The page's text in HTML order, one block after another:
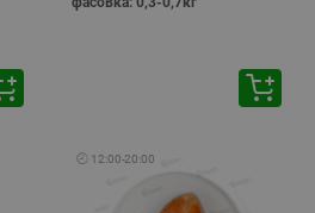
🕘 12:00-20:00